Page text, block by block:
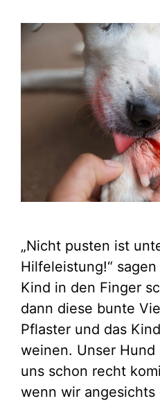
„Nicht pusten ist
Hilfeleistung!“
Kind in den Finger
dann diese bunte
Pflaster und das
weinen. Unser
uns schon recht
wenn wir angesichts